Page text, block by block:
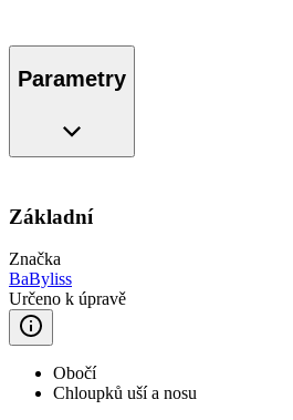
Parametry
Základní
Značka
BaByliss
Určeno k úpravě
Obočí
Chloupků uší a nosu